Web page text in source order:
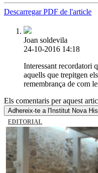
Descarregar PDF de l'article
Joan soldevila
24-10-2016 14:18
Interessant recordatori
aquells que trepitgen
remembrança de com
Els comentaris per aquest
Adhereix-te a l'Institut Nova
EDITORIAL